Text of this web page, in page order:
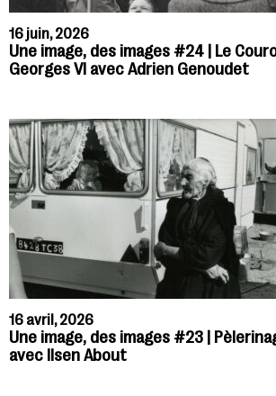
16 juin, 2026
Une image, des images #24 | Le
Georges VI avec Adrien Genoudet
16 avril, 2026
Une image, des images #23 |
avec Ilsen About